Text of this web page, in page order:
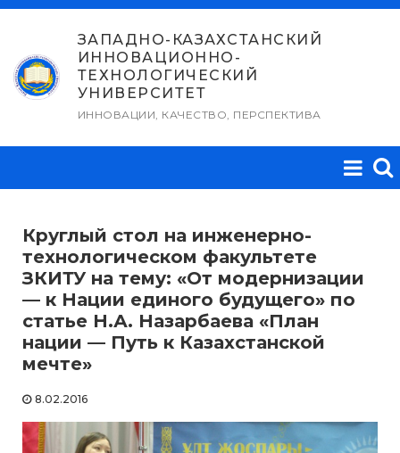
Перейти
содержимому
ЗАПАДНО-КАЗАХСТАНСКИЙ
ИННОВАЦИОННО-
ТЕХНОЛОГИЧЕСКИЙ
УНИВЕРСИТЕТ
ИННОВАЦИИ, КАЧЕСТВО, ПЕРСПЕКТИВА
Круглый стол на инженерно-
технологическом факультете
ЗКИТУ на тему: «От модернизации
— к Нации единого будущего» по
статье Н.А. Назарбаева «План
нации — Путь к Казахстанской
мечте»
8.02.2016